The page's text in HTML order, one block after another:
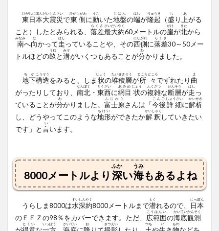
東日本大震災
ひがしにほんだいしんさい
で東側
ひがしがわ
に動
うご
いた地盤
じばん
の端
はし
が隆起
りゅうき
（盛
も
り 上
あ
がる
こと）したとみられる、 落差
らくさ
最大
さいだい
約
やく
60メートルの崖
がけ
が北
きた
から
南
みなみ
へ向
む
かって走
はし
っていることや、その西側
にしがわ
に落差
らくさ
30～50メー
トルほどの畝
うね
と溝
みぞ
がいくつもあることが分
わ
かりました。
地下
ちか
構造
こうぞう
をみると、しま 状
じょう
の堆積
たいせき
層
そう
が所々
ところどころ
でずれたり 曲
ま
がったりしており、 南北
なんぼく
・ 東西
とうざい
に網目
あみめ
状
じょう
の複雑
ふくざつ
な断層
だんそう
が走
はし
っ
ていることが分
わ
かりました。 富士原
ふじわら
さんは「今後
こんご
詳細
しょうさい
に解析
かいせき
し、どうやってこのような地形
ちけい
ができたか解釈
かいしゃく
していきたい
です」と言
い
います。
8000メートルより 深
ふか
い海
うみ
もあるよね
うらしま8000は水深
すいしん
約
やく
8000メートルまで潜
もぐ
れるので、 日本
にっぽん
のＥＥＺの98％をカバーできます。ただ、 広範囲
こうはんい
の海底
かいてい
観測
かんそく
とくい いっぽう かいてい お さつえい つち い もの